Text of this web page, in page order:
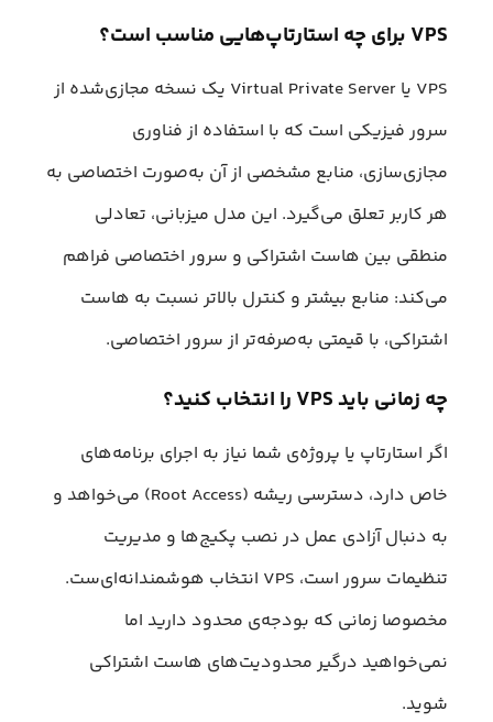
VPS برای چه استارتاپ‌هایی مناسب است؟
VPS یا Virtual Private Server یک نسخه مجازی‌شده از
سرور فیزیکی است که با استفاده از فناوری
مجازی‌سازی، منابع مشخصی از آن به‌صورت اختصاصی به
هر کاربر تعلق می‌گیرد. این مدل میزبانی، تعادلی
منطقی بین هاست اشتراکی و سرور اختصاصی فراهم
می‌کند: منابع بیشتر و کنترل بالاتر نسبت به هاست
اشتراکی، با قیمتی به‌صرفه‌تر از سرور اختصاصی.
چه زمانی باید VPS را انتخاب کنید؟
اگر استارتاپ یا پروژه‌ی شما نیاز به اجرای برنامه‌های
خاص دارد، دسترسی ریشه (Root Access) می‌خواهد و
به دنبال آزادی عمل در نصب پکیج‌ها و مدیریت
تنظیمات سرور است، VPS انتخاب هوشمندانه‌ای‌ست.
مخصوصا زمانی که بودجه‌ی محدود دارید اما
نمی‌خواهید درگیر محدودیت‌های هاست اشتراکی
شوید.